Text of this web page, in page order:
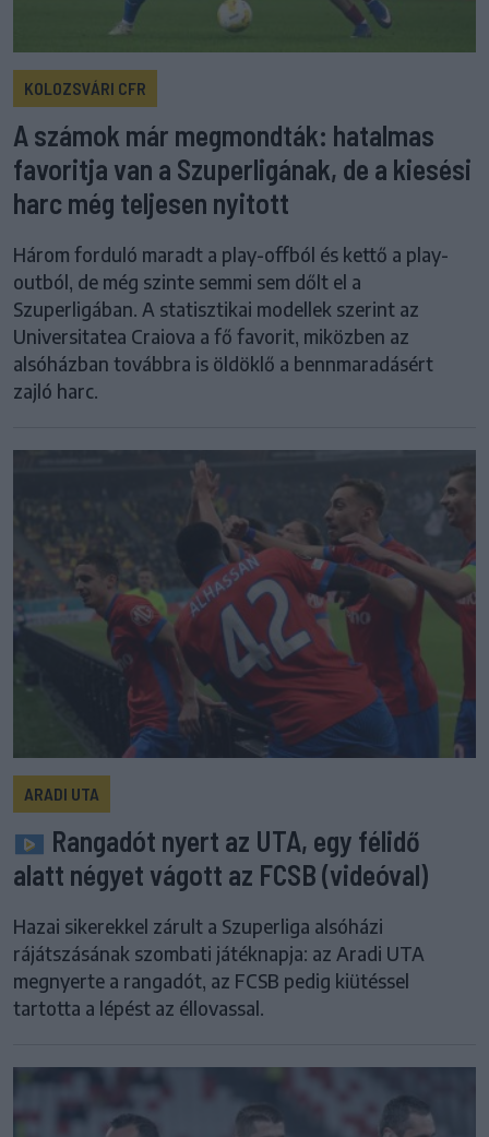
KOLOZSVÁRI CFR
A számok már megmondták: hatalmas
favoritja van a Szuperligának, de a kiesési
harc még teljesen nyitott
Három forduló maradt a play-offból és kettő a play-
outból, de még szinte semmi sem dőlt el a
Szuperligában. A statisztikai modellek szerint az
Universitatea Craiova a fő favorit, miközben az
alsóházban továbbra is öldöklő a bennmaradásért
zajló harc.
ARADI UTA
Rangadót nyert az UTA, egy félidő
alatt négyet vágott az FCSB (videóval)
Hazai sikerekkel zárult a Szuperliga alsóházi
rájátszásának szombati játéknapja: az Aradi UTA
megnyerte a rangadót, az FCSB pedig kiütéssel
tartotta a lépést az éllovassal.